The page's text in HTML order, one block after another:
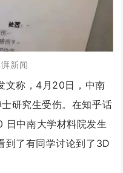
新闻
文称，4月20日，中南
研究生受伤。 在知乎话
中南大学材料院发生
到了有同学讨论到了3D